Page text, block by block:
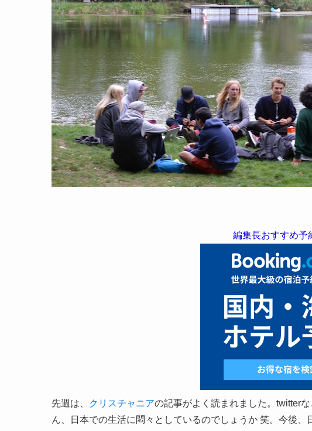
編集長おすすめ予
先週は、 クリスチャニアの記事がよく読まれました。twitter
ん、日本での生活に悶々としているのでしょうか 笑。今後